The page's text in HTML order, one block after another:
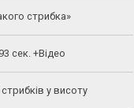
стрибка»
сек. +Відео
у висоту